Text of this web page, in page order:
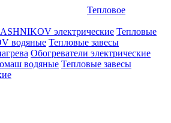
Тепловое
электрические Тепловые
водяные Тепловые завесы
Обогреватели электрические
водяные Тепловые завесы